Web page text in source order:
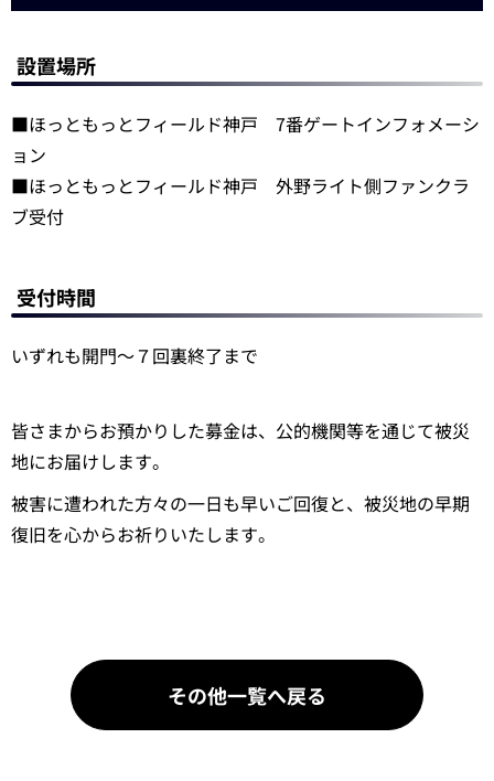
設置場所
■ほっともっとフィールド神戸 7番ゲートインフォメーシ
ョン
■ほっともっとフィールド神戸 外野ライト側ファンクラ
ブ受付
受付時間
いずれも開門～７回裏終了まで
皆さまからお預かりした募金は、公的機関等を通じて被災
地にお届けします。
被害に遭われた方々の一日も早いご回復と、被災地の早期
復旧を心からお祈りいたします。
その他一覧へ戻る